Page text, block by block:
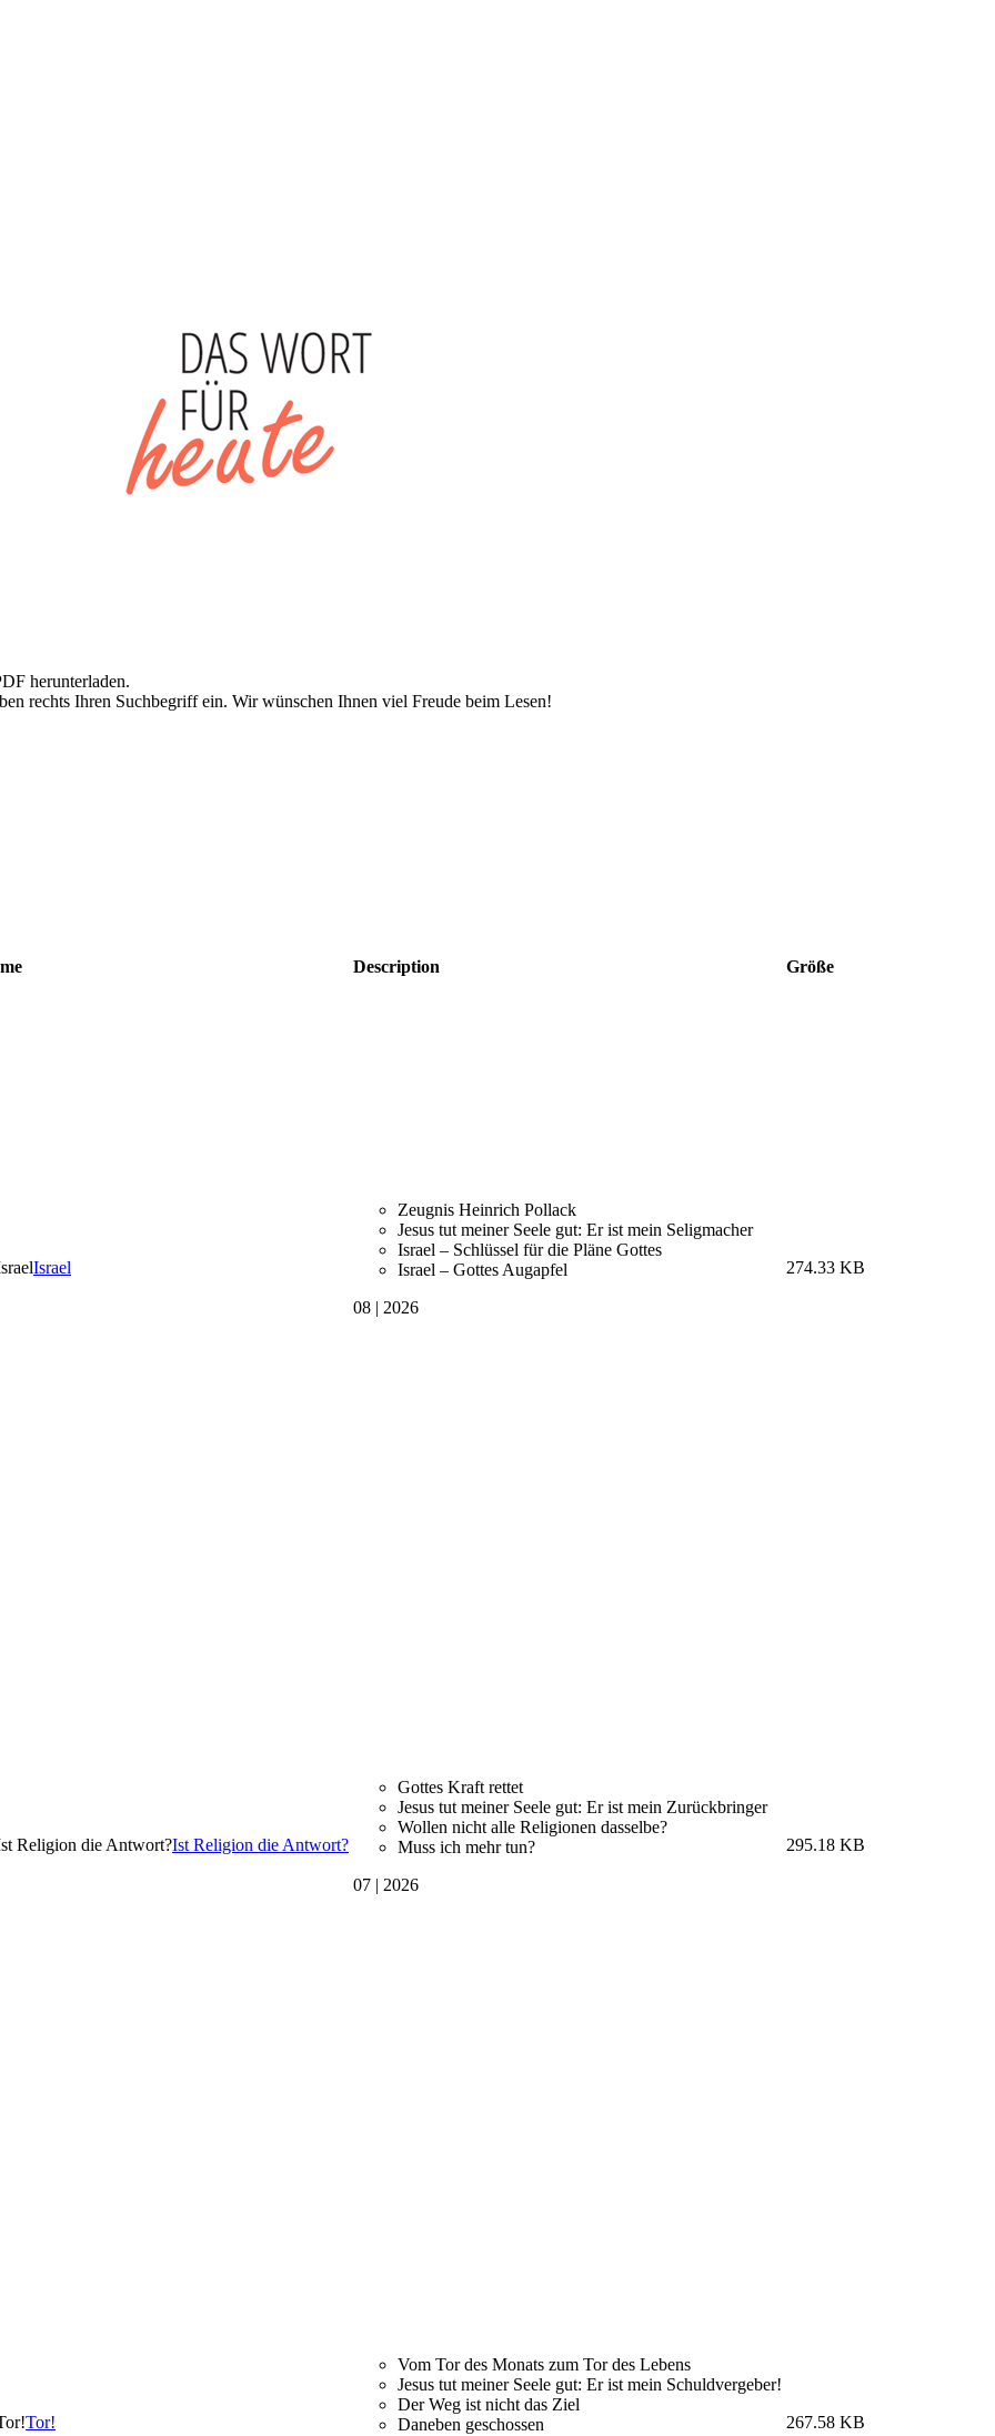
herunterladen.
rechts Ihren Suchbegriff ein. Wir wünschen Ihnen viel Freude beim Lesen!
Description Größe
Israel
Zeugnis Heinrich Pollack
Jesus tut meiner Seele gut: Er ist mein Seligmacher
Israel – Schlüssel für die Pläne Gottes
Israel – Gottes Augapfel
08 | 2026
274.33 KB
Ist Religion die Antwort?
Gottes Kraft rettet
Jesus tut meiner Seele gut: Er ist mein Zurückbringer
Wollen nicht alle Religionen dasselbe?
Muss ich mehr tun?
07 | 2026
295.18 KB
Tor!
Vom Tor des Monats zum Tor des Lebens
Jesus tut meiner Seele gut: Er ist mein Schuldvergeber!
Der Weg ist nicht das Ziel
Daneben geschossen
267.58 KB